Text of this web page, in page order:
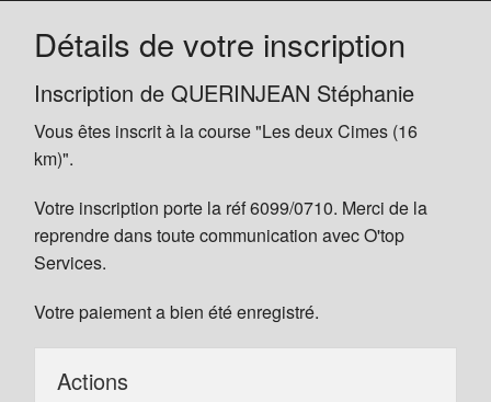
Inscription
Préinscrits
Informations
Détails de votre inscription
Inscription de QUERINJEAN Stéphanie
Vous êtes inscrit à la course "Les deux Cimes (16
km)".
Votre inscription porte la réf 6099/0710. Merci de la
reprendre dans toute communication avec O'top
Services.
Votre paiement a bien été enregistré.
Actions